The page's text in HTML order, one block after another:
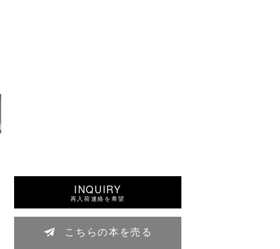
INQUIRY
再入荷連絡を希望
こちらの本を売る